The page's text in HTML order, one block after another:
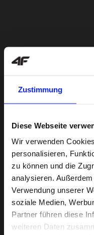
Zustimmung
Diese Webseite
Wir verwenden
personalisieren,
zu können und die
analysieren.
Verwendung unserer
soziale Medien,
Partner führen diese
weiteren Daten